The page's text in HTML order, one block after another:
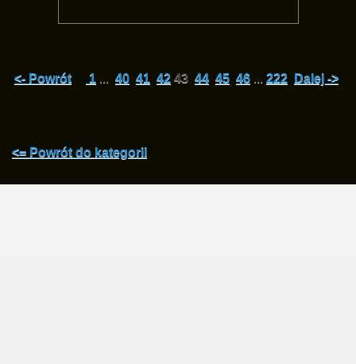
<- Powrót 1 ... 40 41 42 43 44 45 46 ... 222 Dalej ->
<= Powrót do kategorii